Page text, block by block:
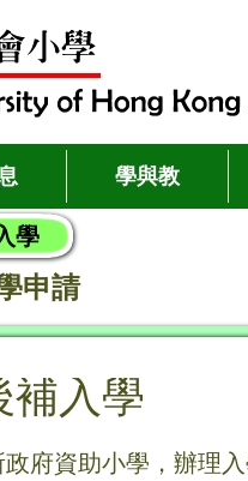
學與教
學
申請
補入學
府資助小學，辦理